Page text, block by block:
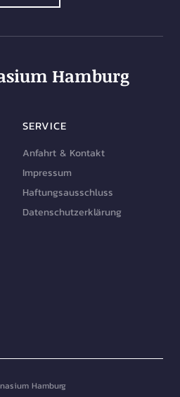
Hamburg
SERVICE
Anfahrt & Kontakt
Impressum
Haftungsausschluss
Datenschutzerklärung
Hamburg